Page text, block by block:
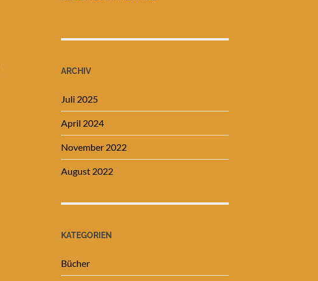
ARCHIV
Juli 2025
April 2024
November 2022
August 2022
KATEGORIEN
Bücher